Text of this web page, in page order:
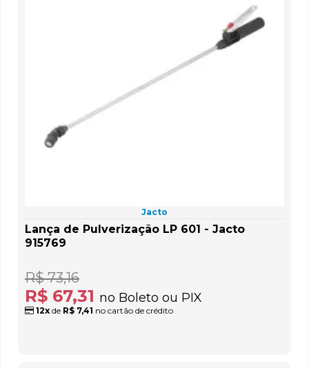
Jacto
Lança de Pulverização LP 601 - Jacto
915769
R$ 67,31 no Boleto ou PIX
R$ 73,16
12x de R$ 7,41 no cartão de crédito